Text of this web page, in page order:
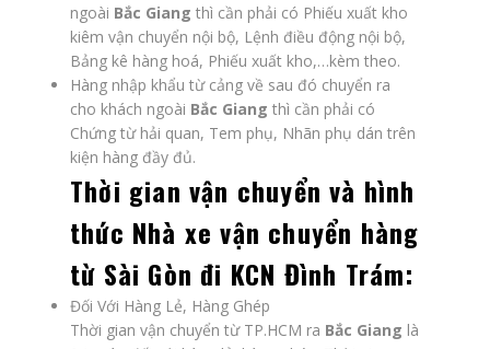
ngoài Bắc Giang thì cần phải có Phiếu xuất kho
kiêm vận chuyển nội bộ, Lệnh điều động nội bộ,
Bảng kê hàng hoá, Phiếu xuất kho,…kèm theo.
Hàng nhập khẩu từ cảng về sau đó chuyển ra
cho khách ngoài Bắc Giang thì cần phải có
Chứng từ hải quan, Tem phụ, Nhãn phụ dán trên
kiện hàng đầy đủ.
Thời gian vận chuyển và hình
thức Nhà xe vận chuyển hàng
từ Sài Gòn đi KCN Đình Trám:
Đối Với Hàng Lẻ, Hàng Ghép
Thời gian vận chuyển từ TP.HCM ra Bắc Giang là